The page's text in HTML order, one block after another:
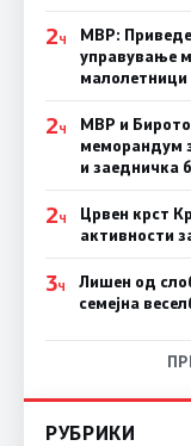
2Ч
МВР:
управување
малолетници
2Ч
МВР и
меморандум
и заедничка
2Ч
Црвен крст
активности
3Ч
Лишен од
семејна
РУБРИКИ